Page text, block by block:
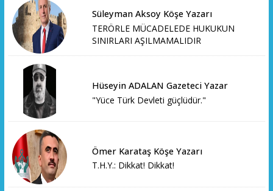
Süleyman Aksoy Köşe Yazarı
TERÖRLE MÜCADELEDE HUKUKUN
SINIRLARI AŞILMAMALIDIR
Hüseyin ADALAN Gazeteci Yazar
"Yüce Türk Devleti güçlüdür."
Ömer Karataş Köşe Yazarı
T.H.Y.: Dikkat! Dikkat!